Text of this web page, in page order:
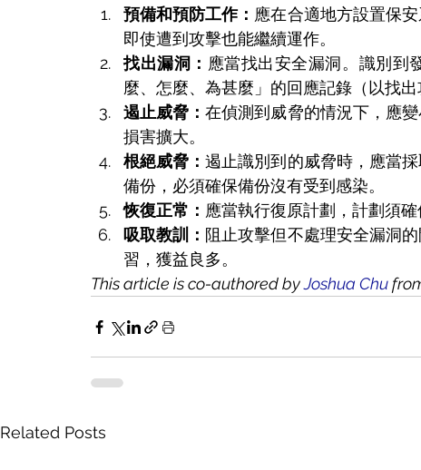
預備和預防工作： 應在合適地方設置保
即使遭到攻擊也能繼續運作。
找出漏洞： 應當找出安全漏洞。識別到
麼、怎麼、為甚麼」的回應記錄（以找
遏止威脅：在偵測到威脅的情況下，應
損害擴大。
根絕威脅：遏止識別到的威脅時，應當
備份，必須確保備份沒有受到感染。
恢復正常： 應當執行復原計劃，計劃須確
吸取教訓： 阻止攻擊但不處理安全漏洞
習，獲益良多。
This article is co-authored by Joshua Chu
Related Posts